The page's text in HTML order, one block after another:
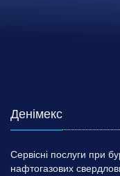
Денімекс
Сервісні послуги при
нафтогазових